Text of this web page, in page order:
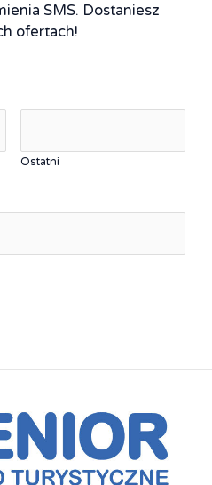
SMS. Dostaniesz
ofertach!
Ostatni